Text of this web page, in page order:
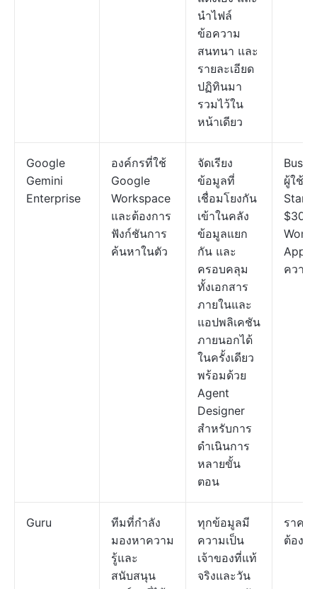
นำไฟล์
ข้อความ
สนทนา และ
รายละเอียด
ปฏิทินมา
รวมไว้ใน
หน้าเดียว
Google
Gemini
Enterprise
องค์กรที่ใช้
Google
Workspace
และต้องการ
ฟังก์ชันการ
ค้นหาในตัว
จัดเรียง
ข้อมูลที่
เชื่อมโยงกัน
เข้าในคลัง
ข้อมูลแยก
กัน และ
ครอบคลุม
ทั้งเอกสาร
ภายในและ
แอปพลิเคชัน
ภายนอกได้
ในครั้งเดียว
พร้อมด้วย
Agent
Designer
สำหรับการ
ดำเนินการ
หลายขั้น
ตอน
ผู้ใช้/เ
$30/
ความ
Guru
ทีมที่กำลัง
มองหาความ
รู้และ
สนับสนุน
ทุกข้อมูลมี
ความเป็น
เจ้าของที่แท้
จริงและวัน
ราคา
ต้องก